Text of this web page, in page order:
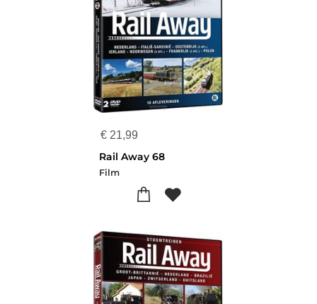
€ 21,99
Rail Away 68
Film